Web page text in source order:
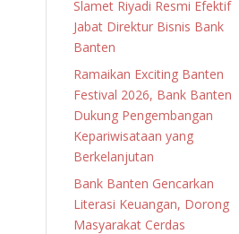
Slamet Riyadi Resmi Efektif
Jabat Direktur Bisnis Bank
Banten
Ramaikan Exciting Banten
Festival 2026, Bank Banten
Dukung Pengembangan
Kepariwisataan yang
Berkelanjutan
Bank Banten Gencarkan
Literasi Keuangan, Dorong
Masyarakat Cerdas